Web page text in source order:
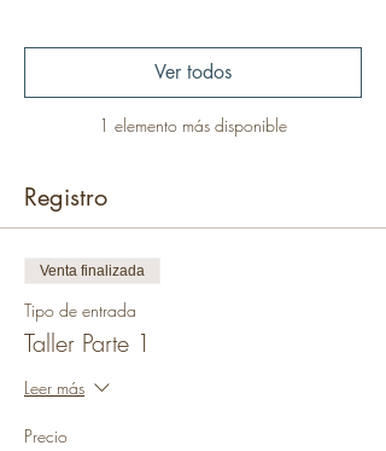
1 elemento más disponible
Ver todos
Registro
Venta finalizada
Tipo de entrada
Taller Parte 1
Leer más
Precio